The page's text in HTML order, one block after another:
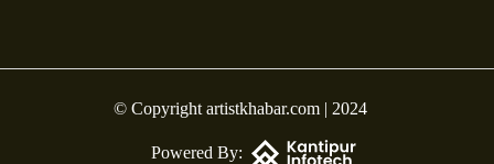
© Copyright artistkhabar.com | 2024
Powered By: